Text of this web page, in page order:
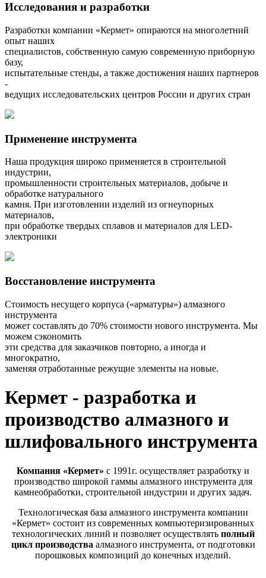
Исследования и разработки
Разработки компании «Кермет» опираются на многолетний
опыт наших
специалистов, собственную самую современную приборную
базу,
испытательные стенды, а также достижения наших партнеров
-
ведущих исследовательских центров России и других стран
Применение инструмента
Наша продукция широко применяется в строительной
индустрии,
промышленности строительных материалов, добыче и
обработке натурального
камня. При изготовлении изделий из огнеупорных
материалов,
при обработке твердых сплавов и материалов для LED-
электроники
Восстановление инструмента
Стоимость несущего корпуса («арматуры») алмазного
инструмента
может составлять до 70% стоимости нового инструмента. Мы
можем сэкономить
эти средства для заказчиков повторно, а иногда и
многократно,
заменяя отработанные режущие элементы на новые.
Кермет - разработка и
производство алмазного и
шлифовального инструмента
Компания «Кермет» с 1991г. осуществляет разработку и
производство широкой гаммы алмазного инструмента для
камнеобработки, строительной индустрии и других задач.
Технологическая база алмазного инструмента компании
«Кермет» состоит из современных компьютеризированных
технологических линий и позволяет осуществлять полный
цикл производства алмазного инструмента, от подготовки
порошковых композиций до конечных изделий.